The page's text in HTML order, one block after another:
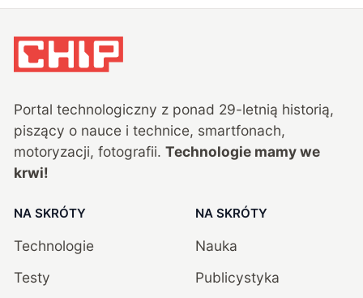
Portal technologiczny z ponad 29-letnią historią,
piszący o nauce i technice, smartfonach,
motoryzacji, fotografii. Technologie mamy we
krwi!
NA SKRÓTY
Technologie
Testy
NA SKRÓTY
Nauka
Publicystyka